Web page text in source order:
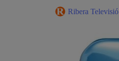
Ribera Televisió